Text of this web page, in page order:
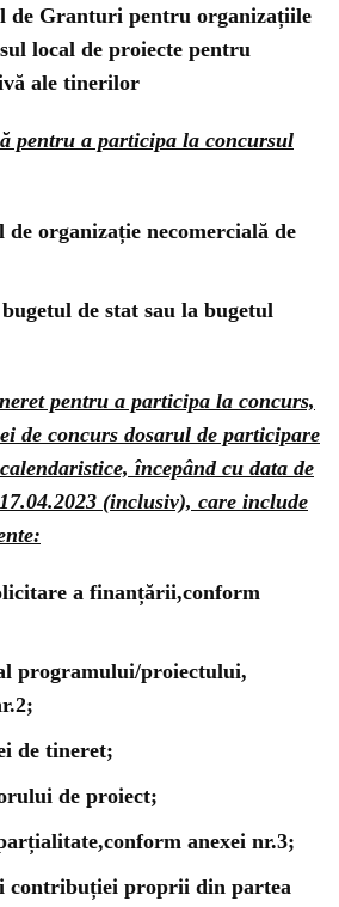
de Granturi pentru organizațiile
local de proiecte pentru
ale tinerilor
pentru a participa la concursul
de organizație necomercială de
de stat sau la bugetul
pentru a participa la concurs,
de concurs dosarul de participare
începând cu data de
(inclusiv), care include
a finanțării,conform
programului/proiectului,
de tineret;
de proiect;
anexei nr.3;
contribuției proprii din partea